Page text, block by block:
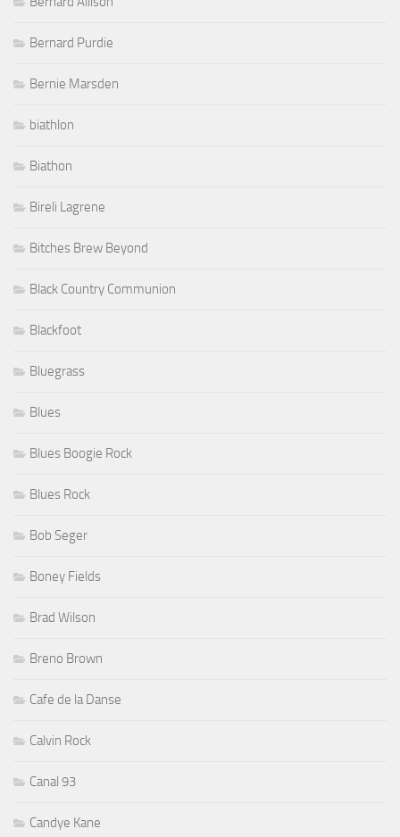
Bernard Purdie
Bernie Marsden
biathlon
Biathon
Bireli Lagrene
Bitches Brew Beyond
Black Country Communion
Blackfoot
Bluegrass
Blues
Blues Boogie Rock
Blues Rock
Bob Seger
Boney Fields
Brad Wilson
Breno Brown
Cafe de la Danse
Calvin Rock
Canal 93
Candye Kane